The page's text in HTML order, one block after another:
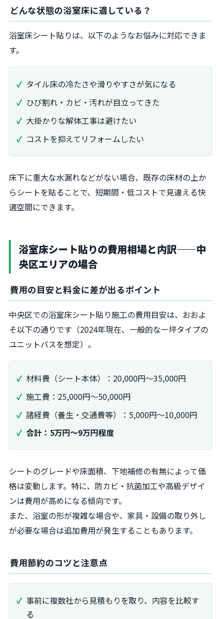
どんな状態の浴室床に適している？
浴室床シート貼りは、以下のようなお悩みに対応できま
す。
タイル床の冷たさや滑りやすさが気になる
ひび割れ・カビ・汚れが目立ってきた
大掛かりな解体工事は避けたい
コストを抑えてリフォームしたい
床下に重大な水漏れなどがない場合、既存の床材の上か
らシートを貼ることで、短期間・低コストで見違える快
適空間にできます。
浴室床シート貼りの費用相場と内訳——中
央区エリアの場合
費用の目安と料金に差が出るポイント
中央区での浴室床シート貼り施工の費用目安は、おおよ
そ以下の通りです（2024年現在、一般的な一坪タイプの
ユニットバスを想定）。
材料費（シート本体）：20,000円～35,000円
施工費：25,000円～50,000円
諸経費（養生・交通費等）：5,000円～10,000円
合計：5万円～9万円程度
シートのグレードや床面積、下地補修の有無によって価
格は変動します。特に、防カビ・抗菌加工や高級デザイ
ンは費用が高めになる傾向です。
また、浴室の形が複雑な場合や、家具・設備の取り外し
が必要な場合は追加費用が発生することもあります。
費用節約のコツと注意点
事前に複数社から見積もりを取り、内容を比較す
る